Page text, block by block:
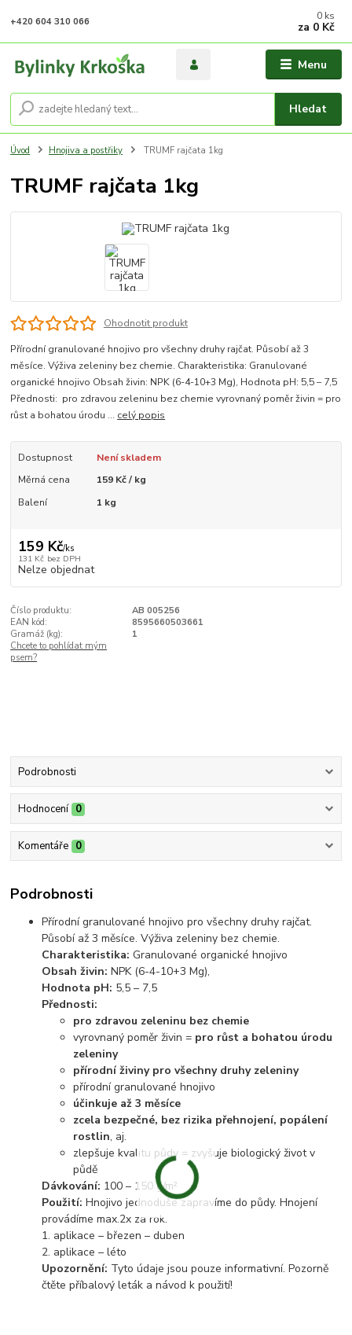
Menu
Hledat
+420 604 310 066 0 ks
za 0 Kč
Úvod Hnojiva a postřiky TRUMF rajčata 1kg
TRUMF rajčata 1kg
Ohodnotit produkt
Přírodní granulované hnojivo pro všechny druhy rajčat. Působí až 3
měsíce. Výživa zeleniny bez chemie. Charakteristika: Granulované
organické hnojivo Obsah živin: NPK (6-4-10+3 Mg), Hodnota pH: 5,5 – 7,5
Přednosti: pro zdravou zeleninu bez chemie vyrovnaný poměr živin = pro
růst a bohatou úrodu ... celý popis
Dostupnost
Není skladem
Měrná cena
159 Kč / kg
Balení
1 kg
159 Kč/ks
131 Kč bez DPH
Nelze objednat
Číslo produktu:
AB 005256
EAN kód:
8595660503661
Gramáž (kg):
1
Chcete to pohlídat mým
psem?
Podrobnosti
Hodnocení 0
Komentáře 0
Podrobnosti
Přírodní granulované hnojivo pro všechny druhy rajčat.
Působí až 3 měsíce. Výživa zeleniny bez chemie.
Charakteristika: Granulované organické hnojivo
Obsah živin: NPK (6-4-10+3 Mg),
Hodnota pH: 5,5 – 7,5
Přednosti:
pro zdravou zeleninu bez chemie
vyrovnaný poměr živin = pro růst a bohatou úrodu
zeleniny
přírodní živiny pro všechny druhy zeleniny
přírodní granulované hnojivo
účinkuje až 3 měsíce
zcela bezpečné, bez rizika přehnojení, popálení
rostlin, aj.
zlepšuje kvalitu půdy = zvyšuje biologický život v
půdě
Dávkování: 100 – 150 g/m²
Použití: Hnojivo jednoduše zapravíme do půdy. Hnojení
provádíme max.2x za rok.
1. aplikace – březen – duben
2. aplikace – léto
Upozornění: Tyto údaje jsou pouze informativní. Pozorně
čtěte příbalový leták a návod k použití!